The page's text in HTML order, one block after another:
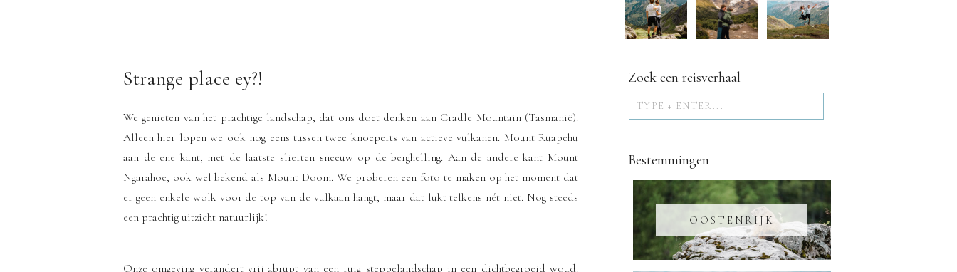
Zoek een reisverhaal
Bestemmingen
OOSTENRIJK
Search
Strange place ey?!
We genieten van het prachtige landschap, dat ons doet denken aan Cradle Mountain (Tasmanië).
Alleen hier lopen we ook nog eens tussen twee knoeperts van actieve vulkanen. Mount Ruapehu
aan de ene kant, met de laatste slierten sneeuw op de berghelling. Aan de andere kant Mount
Ngarahoe, ook wel bekend als Mount Doom. We proberen een foto te maken op het moment dat
er geen enkele wolk voor de top van de vulkaan hangt, maar dat lukt telkens nét niet. Nog steeds
een prachtig uitzicht natuurlijk!
Onze omgeving verandert vrij abrupt van een ruig steppelandschap in een dichtbegroeid woud.